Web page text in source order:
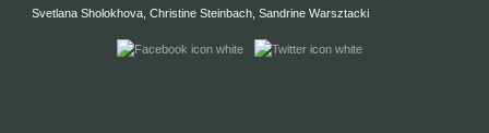
Svetlana Sholokhova, Christine Steinbach, Sandrine Warsztacki